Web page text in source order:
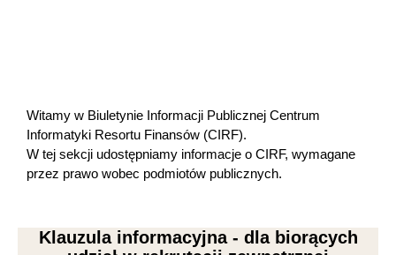
Witamy w Biuletynie Informacji Publicznej Centrum
Informatyki Resortu Finansów (CIRF).
W tej sekcji udostępniamy informacje o CIRF, wymagane
przez prawo wobec podmiotów publicznych.
Klauzula informacyjna - dla biorących